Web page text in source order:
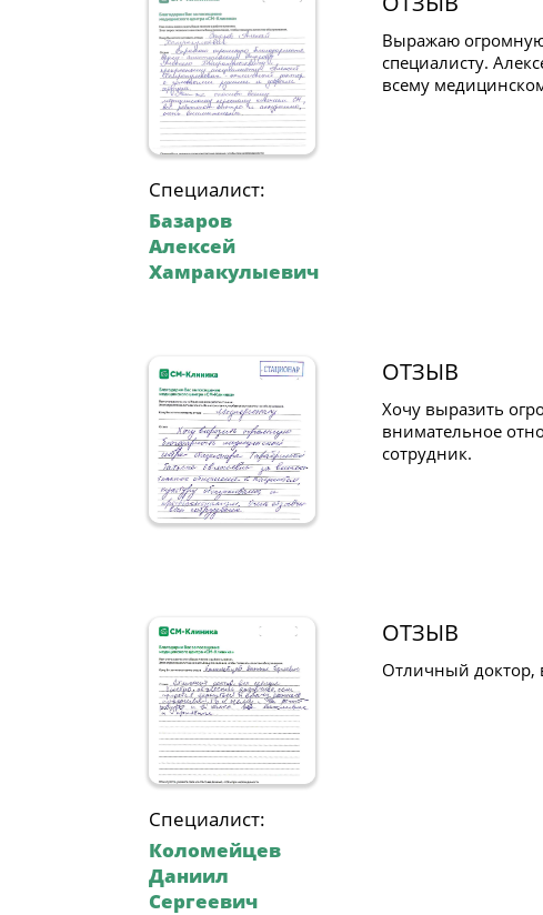
Специалист:
Базаров
Алексей
Хамракулыевич
Выражаю огромную
специалисту.
всему
ОТЗЫВ
Хочу выразить
внимательное
сотрудник.
Специалист:
Коломейцев
Даниил
Сергеевич
ОТЗЫВ
Отличный доктор,